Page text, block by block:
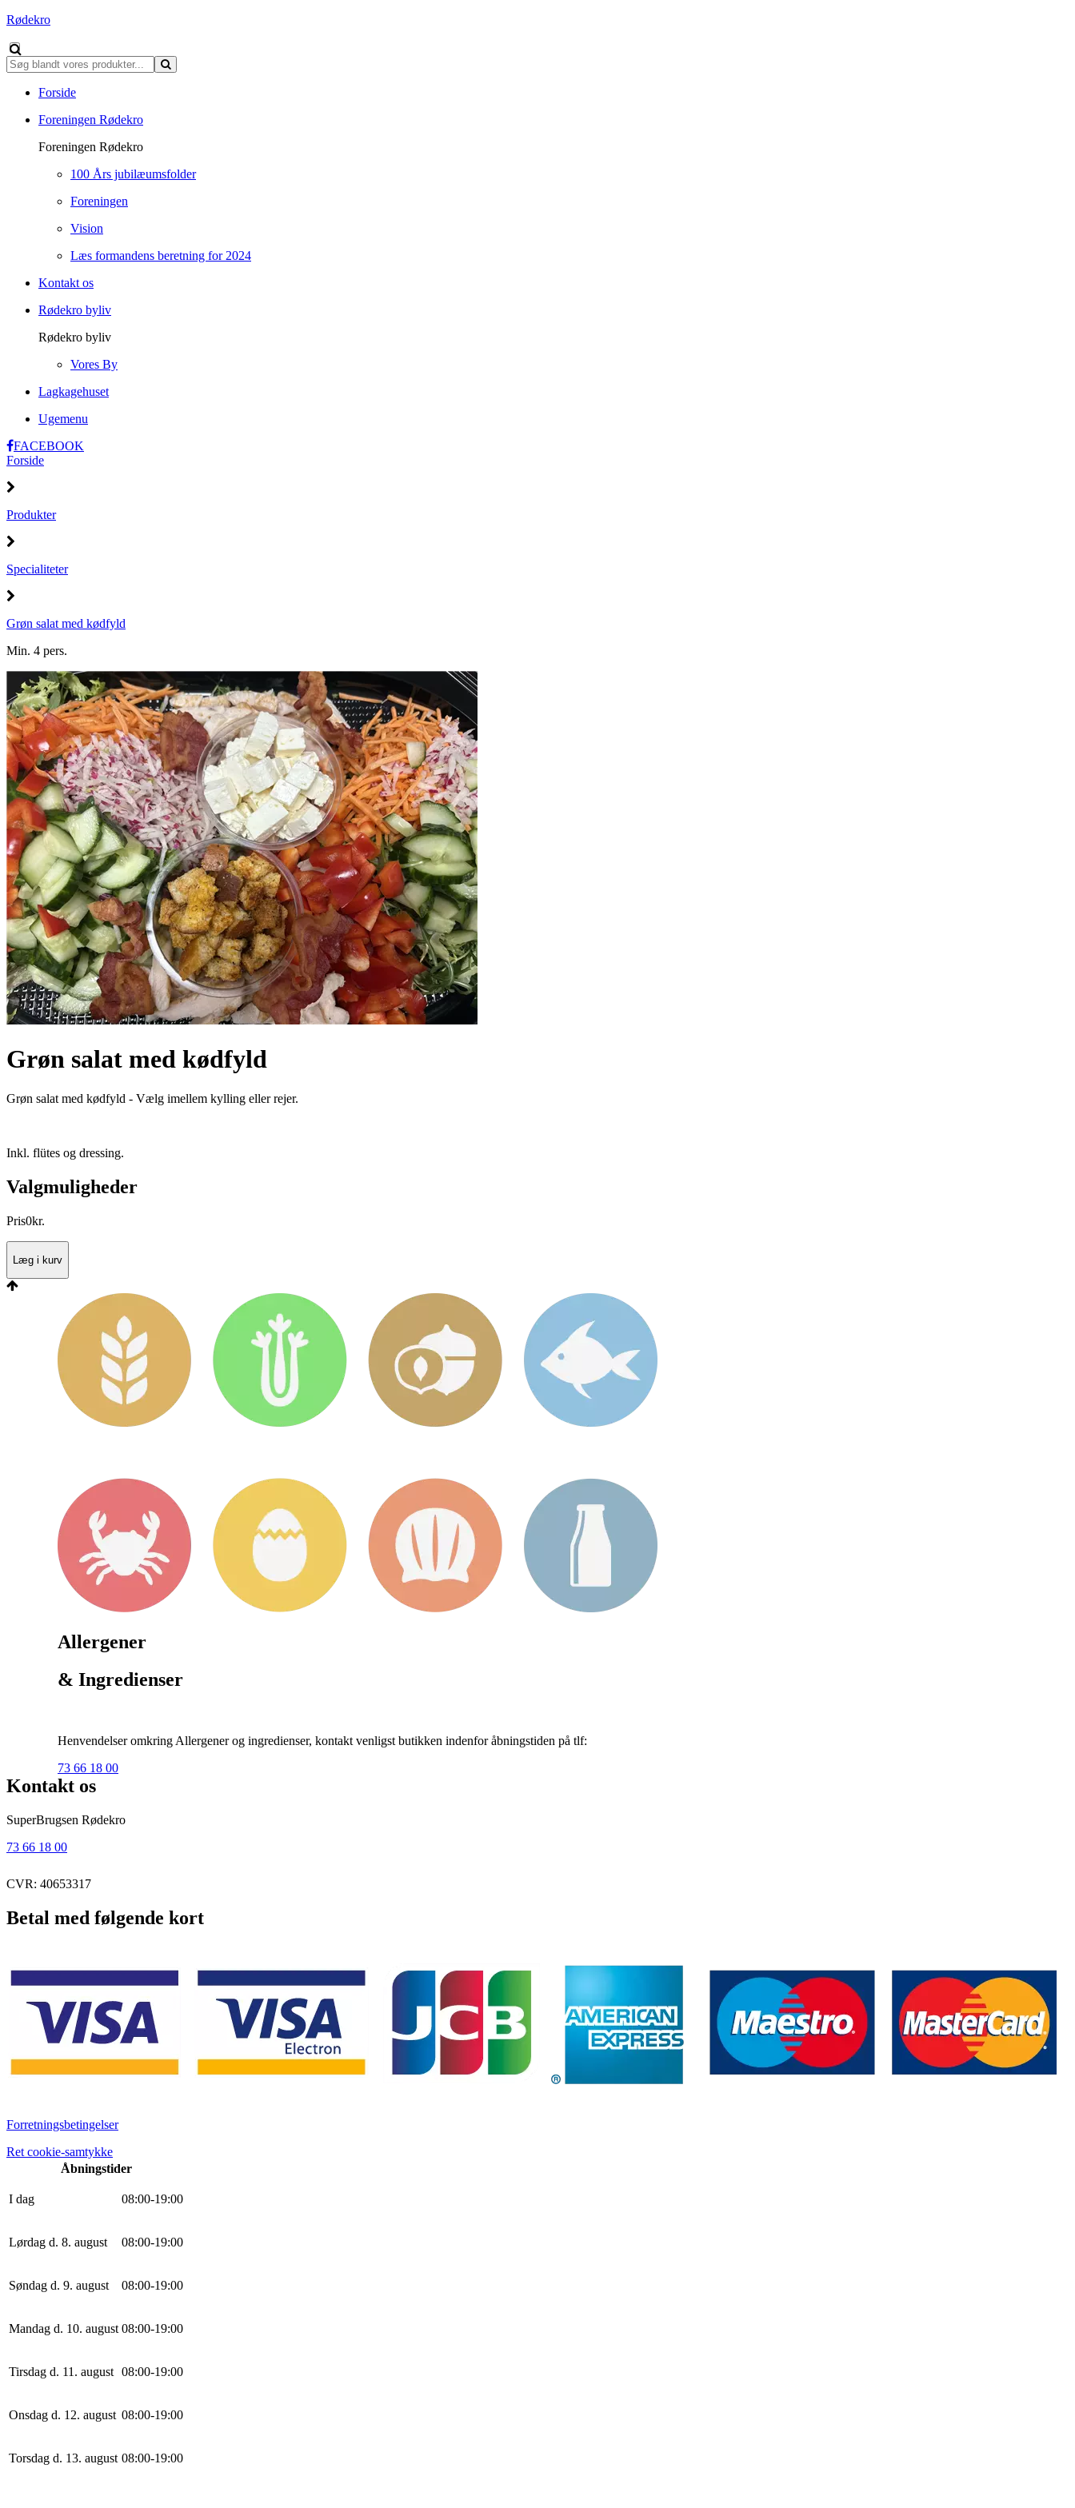
Rødekro
Forside
Foreningen Rødekro
Foreningen Rødekro
100 Års jubilæumsfolder
Foreningen
Vision
Læs formandens beretning for 2024
Kontakt os
Rødekro byliv
Rødekro byliv
Vores By
Lagkagehuset
Ugemenu
FACEBOOK
Forside
Produkter
Specialiteter
Grøn salat med kødfyld
Min. 4 pers.
Grøn salat med kødfyld
Grøn salat med kødfyld - Vælg imellem kylling eller rejer.
Inkl. flütes og dressing.
Valgmuligheder
Pris0kr.
Læg i kurv
Allergener
& Ingredienser
Henvendelser omkring Allergener og ingredienser, kontakt venligst butikken indenfor åbningstiden på tlf:
73 66 18 00
Kontakt os
SuperBrugsen Rødekro
73 66 18 00
CVR: 40653317
Betal med følgende kort
Forretningsbetingelser
Ret cookie-samtykke
Åbningstider
I dag 08:00-19:00
Lørdag d. 8. august 08:00-19:00
Søndag d. 9. august 08:00-19:00
Mandag d. 10. august 08:00-19:00
Tirsdag d. 11. august 08:00-19:00
Onsdag d. 12. august 08:00-19:00
Torsdag d. 13. august 08:00-19:00